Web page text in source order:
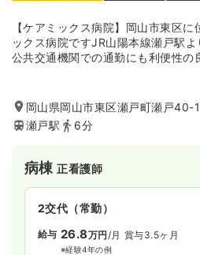
【ケアミックス病院】岡山市東区に
ックス病院ですJR山陽本線瀬戸駅よ
公共交通機関での通勤にも利便性の
献してきました。
岡山県岡山市東区瀬戸町瀬戸40-1
瀬戸駅
6分
病棟正看護師
2交代（常勤）
給与 26.8万円/月 賞与3.5ヶ月
※経験4年の例